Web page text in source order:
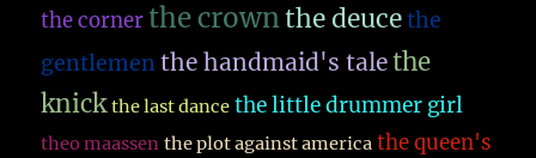
the corner the crownthe deuce the
gentlemen the handmaid's talethe
knick the last dance the little drummer girl
theo maassen the plot against america the queen's